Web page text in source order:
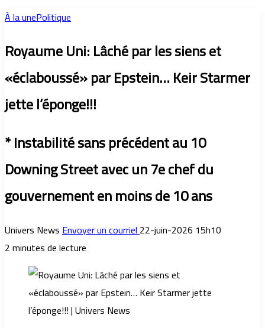
À la unePolitique
Royaume Uni: Lâché par les siens et
«éclaboussé» par Epstein… Keir Starmer
jette l’éponge!!!
* Instabilité sans précédent au 10
Downing Street avec un 7e chef du
gouvernement en moins de 10 ans
Univers NewsEnvoyer un courriel22-juin-2026 15h10
2 minutes de lecture